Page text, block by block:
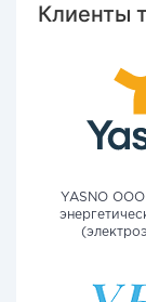
Клиенты
YASNO